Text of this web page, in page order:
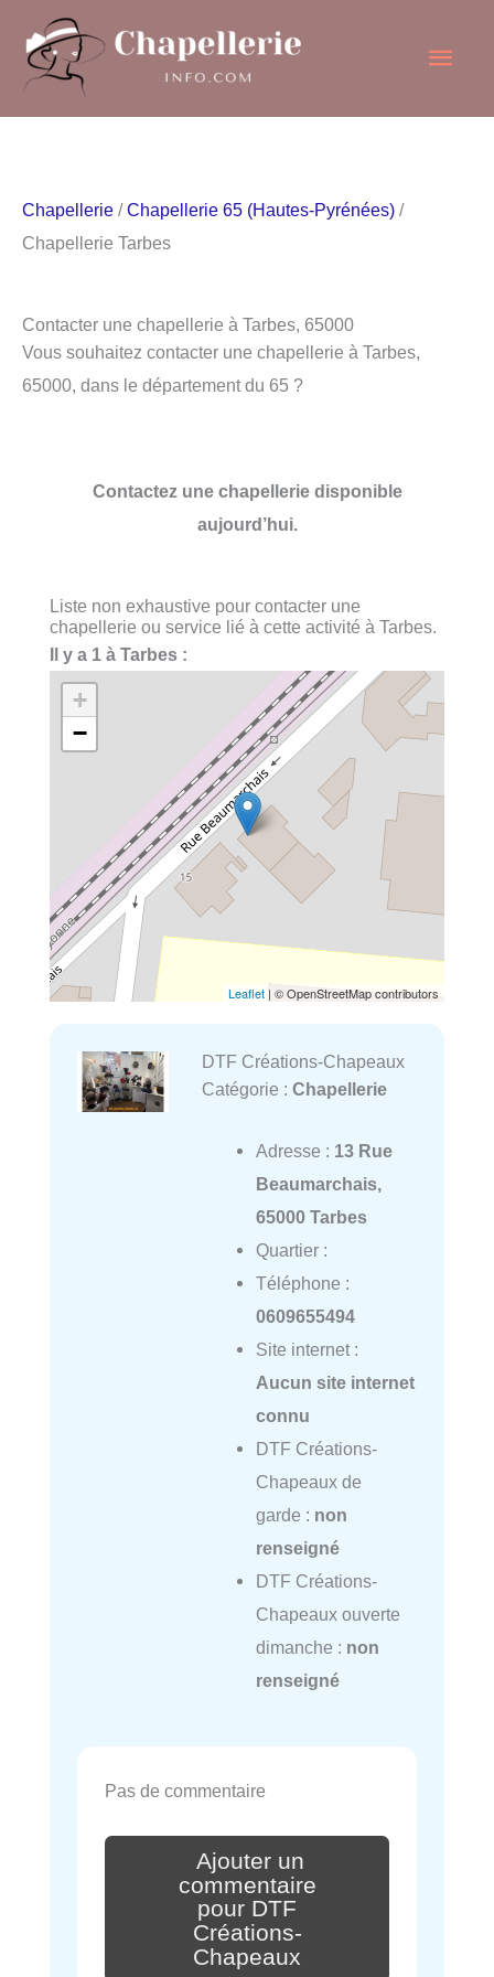
contenu
Chapellerie /Chapellerie 65 (Hautes-Pyrénées) /
Chapellerie Tarbes
Contacter une chapellerie à Tarbes, 65000
Vous souhaitez contacter une chapellerie à Tarbes,
65000, dans le département du 65 ?
Contactez une chapellerie disponible
aujourd’hui.
Liste non exhaustive pour contacter une
chapellerie ou service lié à cette activité à Tarbes.
Il y a 1 à Tarbes :
+
−
Leaflet | © OpenStreetMap contributors
DTF Créations-Chapeaux
Catégorie : Chapellerie
Adresse : 13 Rue
Beaumarchais,
65000 Tarbes
Quartier :
Téléphone :
0609655494
Site internet :
Aucun site internet
connu
DTF Créations-
Chapeaux de
garde : non
renseigné
DTF Créations-
Chapeaux ouverte
dimanche : non
renseigné
Pas de commentaire
Ajouter un
commentaire
pour DTF
Créations-
Chapeaux